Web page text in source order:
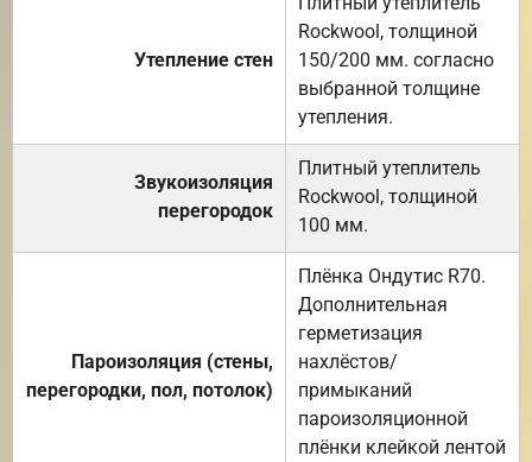
Утепление стен
Rockwool, толщиной
150/200 мм. согласно
выбранной толщине
утепления.
Звукоизоляция
перегородок
Плитный утеплитель
Rockwool, толщиной
100 мм.
Пароизоляция (стены,
перегородки, пол, потолок)
Плёнка Ондутис R70.
Дополнительная
герметизация
нахлёстов/
примыканий
пароизоляционной
плёнки клейкой лентой